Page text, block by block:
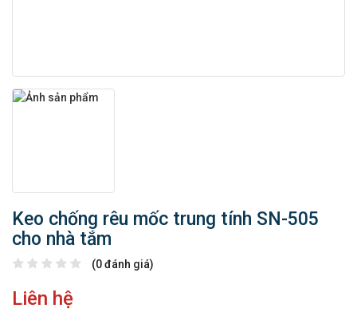
Keo chống rêu mốc trung tính SN-505
cho nhà tắm
(0 đánh giá)
Liên hệ